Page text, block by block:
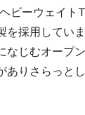
ビーウェイト
を採用していま
なじむオープ
ありさらっと